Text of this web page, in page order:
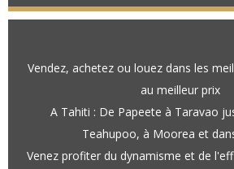
Vendez, achetez ou louez dans les
au meilleur prix
A Tahiti : De Papeete à Taravao
Teahupoo, à Moorea et
Venez profiter du dynamisme et de